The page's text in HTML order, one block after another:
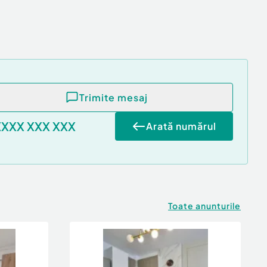
Trimite mesaj
XXX XXX Arată numărul
Toate anunturile